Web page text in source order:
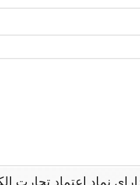
نماد اعتماد تجارت